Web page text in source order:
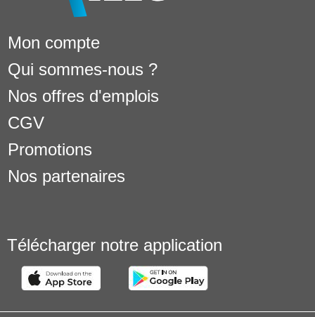
Mon compte
Qui sommes-nous ?
Nos offres d'emplois
CGV
Promotions
Nos partenaires
Télécharger notre application